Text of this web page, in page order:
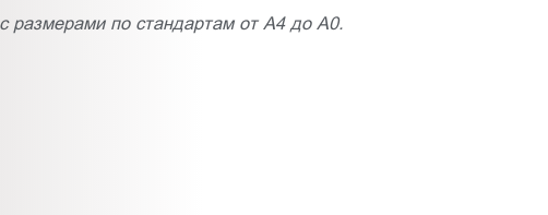
размерами по стандартам от А4 до А0.